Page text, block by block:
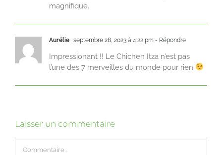
magnifique.
Aurélie septembre 28, 2023 à 4:22 pm - Répondre
Impressionant !! Le Chichen Itza n’est pas
l’une des 7 merveilles du monde pour rien
Laisser un commentaire